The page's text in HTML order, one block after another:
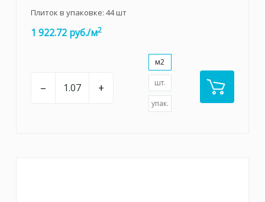
Плиток в упаковке: 44шт
1 922.72 руб./м2
– +
м2
шт.
упак.